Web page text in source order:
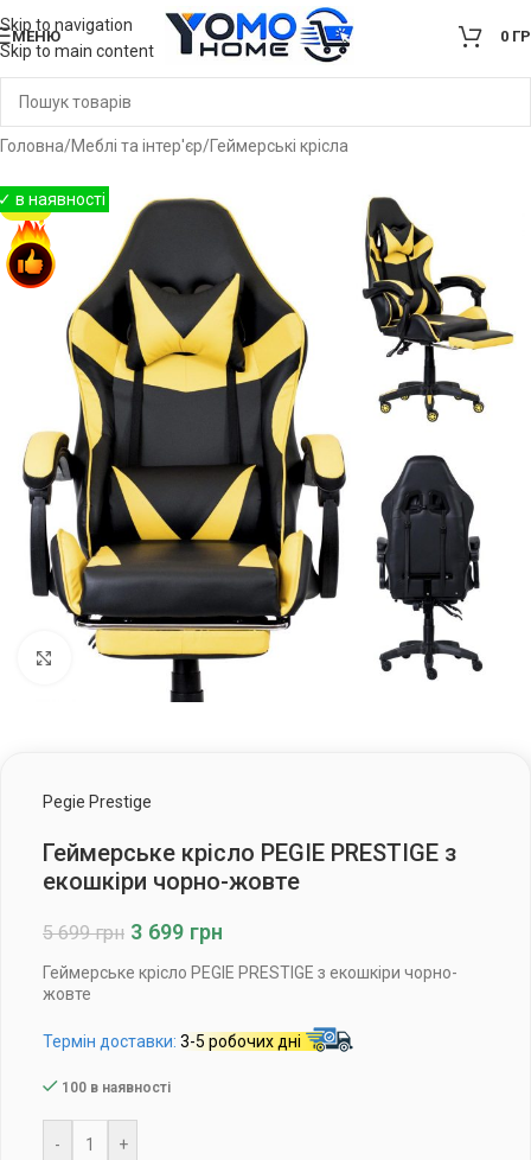
Skip to navigation
Skip to main content
МЕНЮ 0
Головна/Меблі та інтер'єр/Геймерські крісла
-35%
Клацніть, щоб збільшити
Pegie Prestige
Геймерське крісло PEGIE PRESTIGE з
екошкіри чорно-жовте
5 699грн 3 699 грн
Геймерське крісло PEGIE PRESTIGE з екошкіри чорно-
жовте
Термін доставки: 3-5 робочих дні
100 в наявності
- +